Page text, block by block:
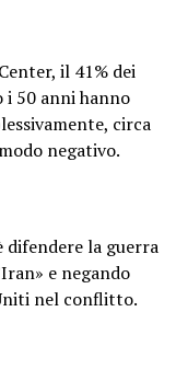
il 41% dei
i 50 anni hanno
circa
negativo.
difendere la guerra
e negando
nel conflitto.